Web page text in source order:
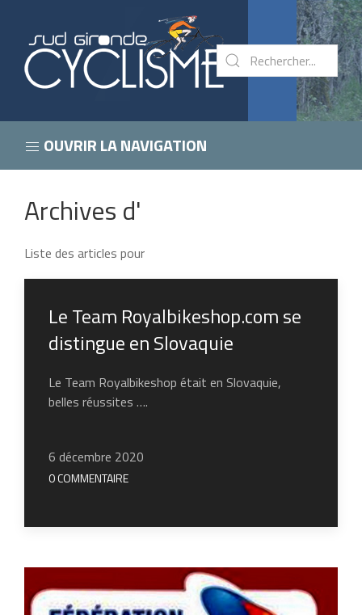
OUVRIR LA NAVIGATION
Archives d'
Liste des articles pour
Le Team Royalbikeshop.com se
distingue en Slovaquie
Le Team Royalbikeshop était en Slovaquie,
belles réussites ….
6 décembre 2020
0 COMMENTAIRE